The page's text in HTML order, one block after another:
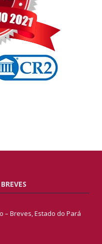
– Breves, Estado do Pará